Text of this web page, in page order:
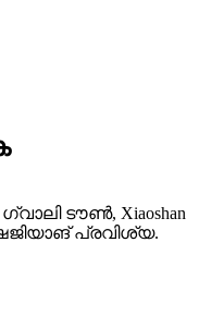
ടൗൺ, Xiaoshan
പ്രവിശ്യ.